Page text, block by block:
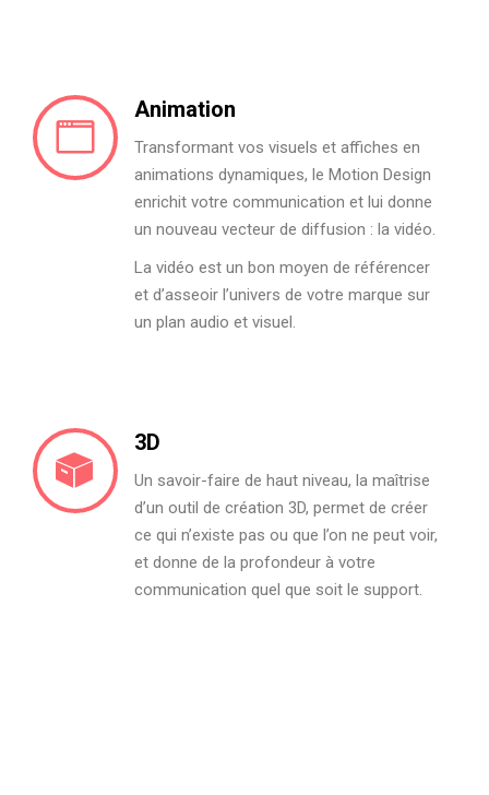
Animation
Transformant vos visuels et affiches en
animations dynamiques, le Motion Design
enrichit votre communication et lui donne
un nouveau vecteur de diffusion : la vidéo.
La vidéo est un bon moyen de référencer
et d’asseoir l’univers de votre marque sur
un plan audio et visuel.
3D
Un savoir-faire de haut niveau, la maîtrise
d’un outil de création 3D, permet de créer
ce qui n’existe pas ou que l’on ne peut voir,
et donne de la profondeur à votre
communication quel que soit le support.